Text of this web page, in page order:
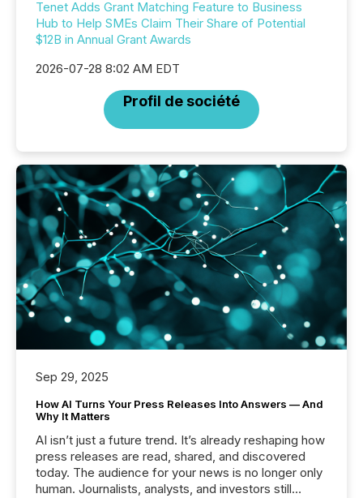
Tenet Adds Grant Matching Feature to Business
Hub to Help SMEs Claim Their Share of Potential
$12B in Annual Grant Awards
2026-07-28 8:02 AM EDT
Profil de société
Sep 29, 2025
How AI Turns Your Press Releases Into Answers — And
Why It Matters
AI isn’t just a future trend. It’s already reshaping how
press releases are read, shared, and discovered
today. The audience for your news is no longer only
human. Journalists, analysts, and investors still